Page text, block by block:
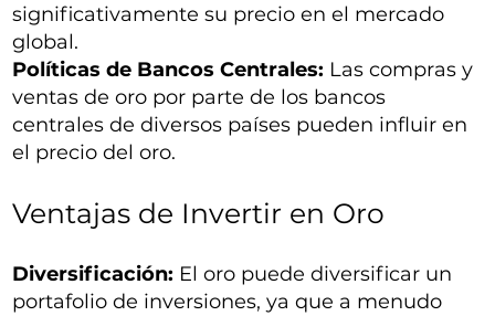
significativamente su precio en el mercado
global.
Políticas de Bancos Centrales: Las compras y
ventas de oro por parte de los bancos
centrales de diversos países pueden influir en
el precio del oro.
Ventajas de Invertir en Oro
Diversificación: El oro puede diversificar un
portafolio de inversiones, ya que a menudo